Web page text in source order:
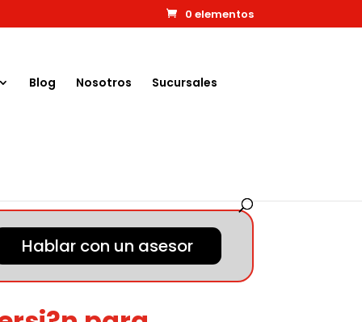
0 elementos
Blog Nosotros Sucursales
Hablar con un asesor